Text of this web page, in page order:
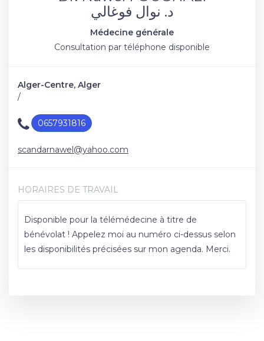
د. نوال فوغالي
Médecine générale
Consultation par téléphone disponible
Alger-Centre, Alger
/
0657931816
scandarnawel@yahoo.com
HORAIRES DE TRAVAIL
Disponible pour la télémédecine à titre de
bénévolat ! Appelez moi au numéro ci-dessus selon
les disponibilités précisées sur mon agenda. Merci.